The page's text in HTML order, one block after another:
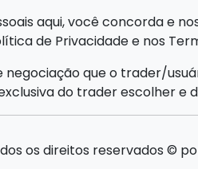
aqui, você concorda e
de Privacidade e nos
negociação que o trader/
do trader escolher e
os direitos reservados ©